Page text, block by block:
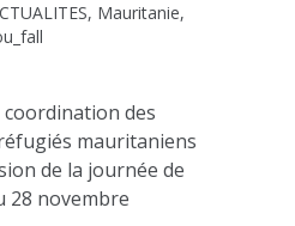
, Mauritanie,